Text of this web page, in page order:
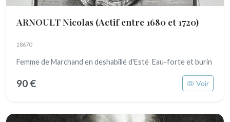
ARNOULT Nicolas (Actif entre 1680 et 1720)
18670
Femme de Marchand en deshabillé d'Esté Eau-forte et burin
90 € Voir